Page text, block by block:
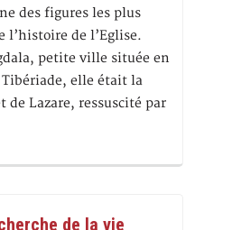
des figures les plus
l’histoire de l’Eglise.
petite ville située en
elle était la
de Lazare, ressuscité par
de la vie